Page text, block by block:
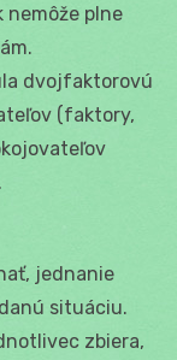
nemôže plne
dvojfaktorovú
(faktory,
jednanie
situáciu.
zbiera,